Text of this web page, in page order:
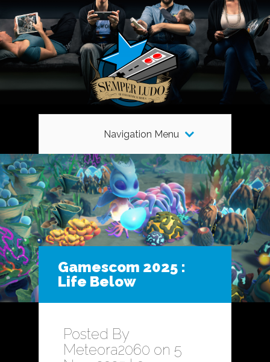
Navigation Menu
Gamescom 2025 :
Life Below
Posted By
Meteora2060 on 5